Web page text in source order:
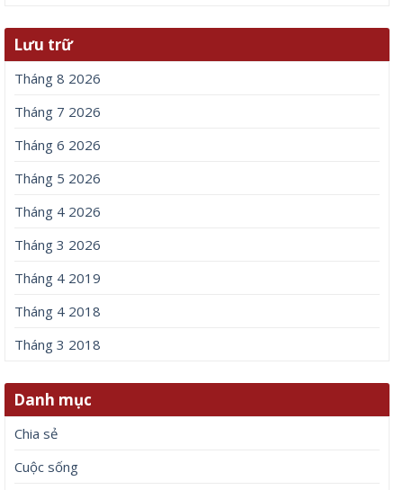
Lưu trữ
Tháng 8 2026
Tháng 7 2026
Tháng 6 2026
Tháng 5 2026
Tháng 4 2026
Tháng 3 2026
Tháng 4 2019
Tháng 4 2018
Tháng 3 2018
Danh mục
Chia sẻ
Cuộc sống